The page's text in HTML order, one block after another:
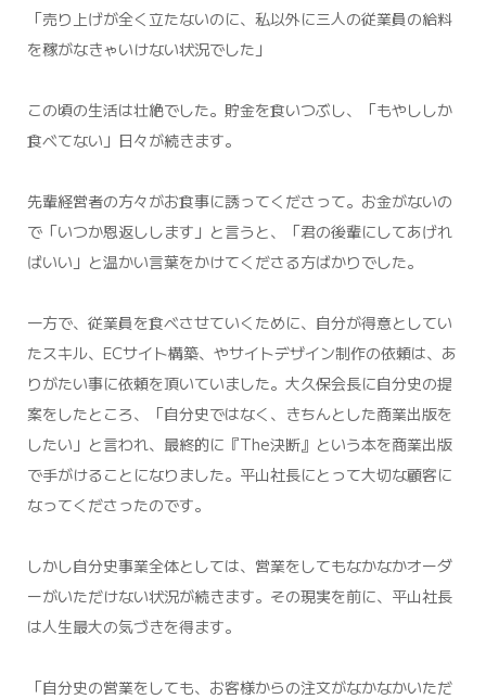
「売り上げが全く立たないのに、私以外に三人の従業員の給料
を稼がなきゃいけない状況でした」
この頃の生活は壮絶でした。貯金を食いつぶし、「もやししか
食べてない」日々が続きます。
先輩経営者の方々がお食事に誘ってくださって。お金がないの
で「いつか恩返しします」と言うと、「君の後輩にしてあげれ
ばいい」と温かい言葉をかけてくださる方ばかりでした。
一方で、従業員を食べさせていくために、自分が得意としてい
たスキル、ECサイト構築、やサイトデザイン制作の依頼は、あ
りがたい事に依頼を頂いていました。大久保会長に自分史の提
案をしたところ、「自分史ではなく、きちんとした商業出版を
したい」と言われ、最終的に『The決断』という本を商業出版
で手がけることになりました。平山社長にとって大切な顧客に
なってくださったのです。
しかし自分史事業全体としては、営業をしてもなかなかオーダ
ーがいただけない状況が続きます。その現実を前に、平山社長
は人生最大の気づきを得ます。
「自分史の営業をしても、お客様からの注文がなかなかいただ